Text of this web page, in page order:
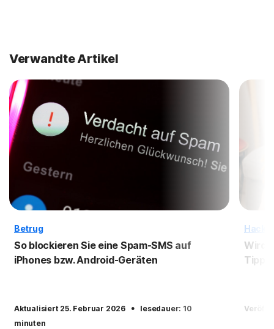
Verwandte Artikel
Betrug
So blockieren Sie eine Spam-SMS auf
iPhones bzw. Android-Geräten
Aktualisiert 25. Februar 2026 ·
lesedauer: 10
minuten
Wird
Tipps